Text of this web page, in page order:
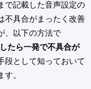
で記載した音声設定の
不具合がまったく改善
、以下の方法で
たら一発で不具合が
段として知っておいて
す。